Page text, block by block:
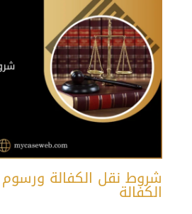
شروط نقل الكفالة
الكفالة